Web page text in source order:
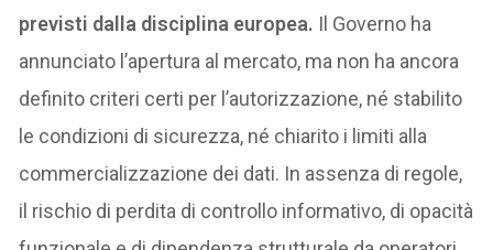
previsti dalla disciplina europea. Il Governo ha
annunciato l’apertura al mercato, ma non ha ancora
definito criteri certi per l’autorizzazione, né stabilito
le condizioni di sicurezza, né chiarito i limiti alla
commercializzazione dei dati. In assenza di regole,
il rischio di perdita di controllo informativo, di opacità